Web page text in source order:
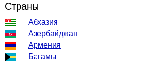
Страны
Абхазия
Азербайджан
Армения
Багамы